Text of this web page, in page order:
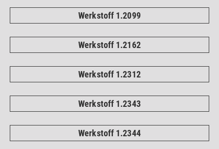
Werkstoff 1.2099
Werkstoff 1.2162
Werkstoff 1.2312
Werkstoff 1.2343
Werkstoff 1.2344